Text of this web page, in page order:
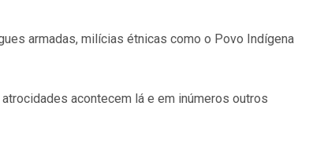
armadas, milícias étnicas como o Povo Indígena
acontecem lá e em inúmeros outros